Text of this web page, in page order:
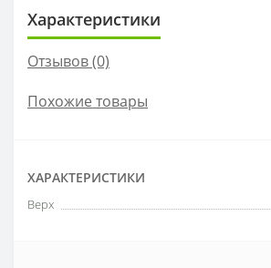
Характеристики
Отзывов (0)
Похожие товары
ХАРАКТЕРИСТИКИ
Верх